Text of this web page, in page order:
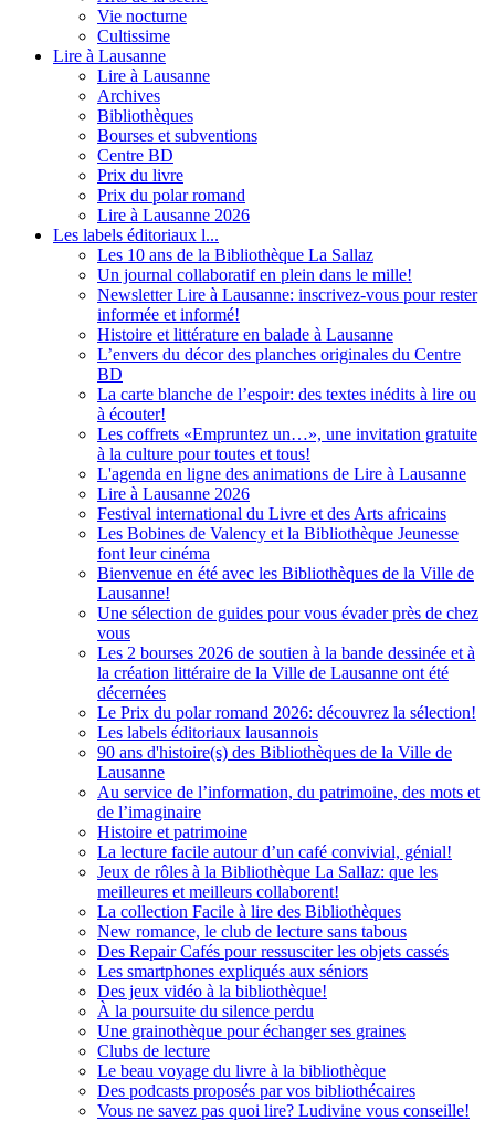
Vie nocturne
Cultissime
Lire à Lausanne
Lire à Lausanne
Archives
Bibliothèques
Bourses et subventions
Centre BD
Prix du livre
Prix du polar romand
Lire à Lausanne 2026
Les labels éditoriaux l...
Les 10 ans de la Bibliothèque La Sallaz
Un journal collaboratif en plein dans le mille!
Newsletter Lire à Lausanne: inscrivez-vous pour rester
informée et informé!
Histoire et littérature en balade à Lausanne
L’envers du décor des planches originales du Centre
BD
La carte blanche de l’espoir: des textes inédits à lire ou
à écouter!
Les coffrets «Empruntez un…», une invitation gratuite
à la culture pour toutes et tous!
L'agenda en ligne des animations de Lire à Lausanne
Lire à Lausanne 2026
Festival international du Livre et des Arts africains
Les Bobines de Valency et la Bibliothèque Jeunesse
font leur cinéma
Bienvenue en été avec les Bibliothèques de la Ville de
Lausanne!
Une sélection de guides pour vous évader près de chez
vous
Les 2 bourses 2026 de soutien à la bande dessinée et à
la création littéraire de la Ville de Lausanne ont été
décernées
Le Prix du polar romand 2026: découvrez la sélection!
Les labels éditoriaux lausannois
90 ans d'histoire(s) des Bibliothèques de la Ville de
Lausanne
Au service de l’information, du patrimoine, des mots et
de l’imaginaire
Histoire et patrimoine
La lecture facile autour d’un café convivial, génial!
Jeux de rôles à la Bibliothèque La Sallaz: que les
meilleures et meilleurs collaborent!
La collection Facile à lire des Bibliothèques
New romance, le club de lecture sans tabous
Des Repair Cafés pour ressusciter les objets cassés
Les smartphones expliqués aux séniors
Des jeux vidéo à la bibliothèque!
À la poursuite du silence perdu
Une grainothèque pour échanger ses graines
Clubs de lecture
Le beau voyage du livre à la bibliothèque
Des podcasts proposés par vos bibliothécaires
Vous ne savez pas quoi lire? Ludivine vous conseille!